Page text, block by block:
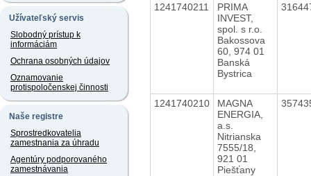
Užívateľský servis
Slobodný prístup k
informáciám
Ochrana osobných údajov
Oznamovanie
protispoločenskej činnosti
Naše registre
Sprostredkovatelia
zamestnania za úhradu
Agentúry podporovaného
zamestnávania
1241740211
PRIMA
INVEST,
spol. s r.o.
Bakossova
60, 974 01
Banská
Bystrica
1241740210
MAGNA
ENERGIA,
a.s.
Nitrianska
7555/18,
921 01
Piešťany